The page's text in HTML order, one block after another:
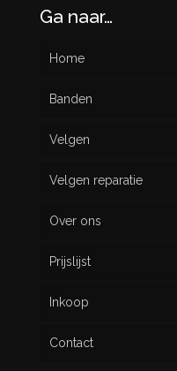
Ga naar…
Home
Banden
Nieuw
Gebruikt
Velgen
Velgen reparatie
Over ons
Prijslijst
Inkoop
Contact